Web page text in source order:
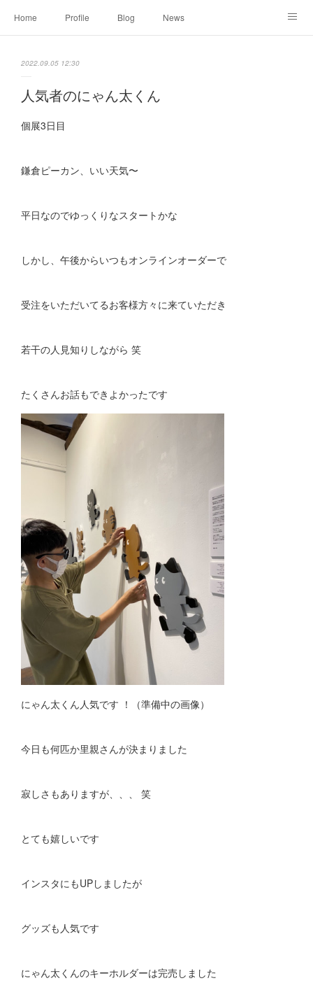
Home Profile Blog News
2022.09.05 12:30
人気者のにゃん太くん
個展3日目
鎌倉ピーカン、いい天気〜
平日なのでゆっくりなスタートかな
しかし、午後からいつもオンラインオーダーで
受注をいただいてるお客様方々に来ていただき
若干の人見知りしながら 笑
たくさんお話もできよかったです
にゃん太くん人気です ！（準備中の画像）
今日も何匹か里親さんが決まりました
寂しさもありますが、、、 笑
とても嬉しいです
インスタにもUPしましたが
グッズも人気です
にゃん太くんのキーホルダーは完売しました